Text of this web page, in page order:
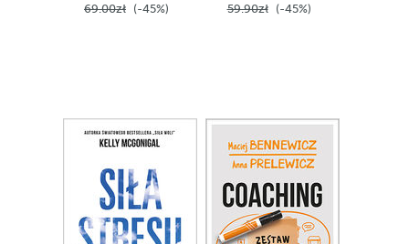
69.00zł (-45%) 59.90zł (-45%)